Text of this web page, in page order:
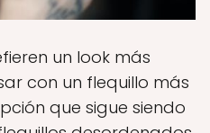
un look más
con un flequillo más
que sigue siendo